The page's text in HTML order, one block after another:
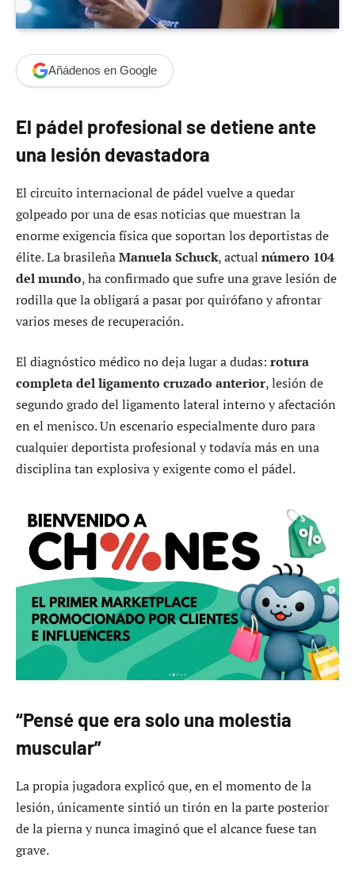
Añádenos en Google
El pádel profesional se detiene ante
una lesión devastadora
El circuito internacional de pádel vuelve a quedar
golpeado por una de esas noticias que muestran la
enorme exigencia física que soportan los deportistas de
élite. La brasileñaManuela Schuck, actual número 104
del mundo, ha confirmado que sufre una grave lesión de
rodilla que la obligará a pasar por quirófano y afrontar
varios meses de recuperación.
El diagnóstico médico no deja lugar a dudas: rotura
completa del ligamento cruzado anterior, lesión de
segundo grado del ligamento lateral interno y afectación
en el menisco. Un escenario especialmente duro para
cualquier deportista profesional y todavía más en una
disciplina tan explosiva y exigente como el pádel.
“Pensé que era solo una molestia
muscular”
La propia jugadora explicó que, en el momento de la
lesión, únicamente sintió un tirón en la parte posterior
de la pierna y nunca imaginó que el alcance fuese tan
grave.